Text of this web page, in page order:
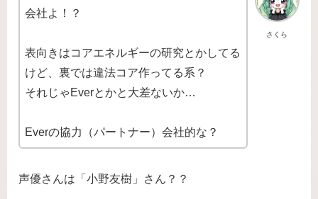
さくら
会社よ！？
表向きはコアエネルギーの研究とかしてる
けど、裏では違法コア作ってる系？
それじゃEverとかと大差ないか…
Everの協力（パートナー）会社的な？
声優さんは「小野友樹」さん？？